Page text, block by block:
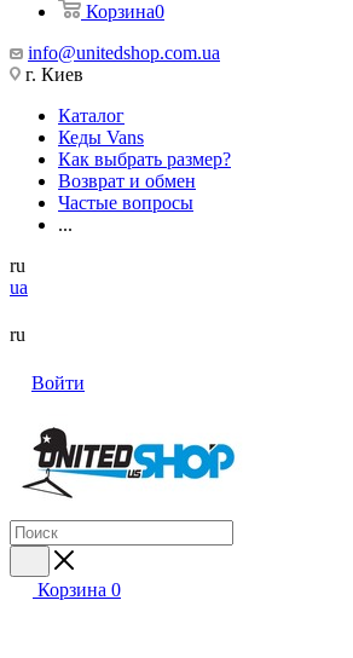
Корзина0
info@unitedshop.com.ua
г. Киев
Каталог
Кеды Vans
Как выбрать размер?
Возврат и обмен
Частые вопросы
...
ru
ua
ru
Войти
Корзина 0